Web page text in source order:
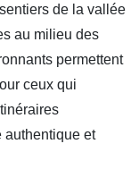
de la vallée
au milieu des
permettent
ceux qui
authentique et